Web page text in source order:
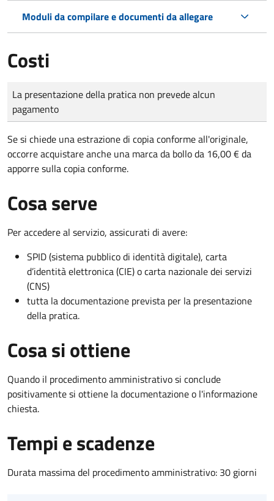
Moduli da compilare e documenti da allegare
Costi
Tipo di pagamento
Importo
La presentazione della pratica non prevede alcun
pagamento
Se si chiede una estrazione di copia conforme all'originale,
occorre acquistare anche una marca da bollo da 16,00 € da
apporre sulla copia conforme.
Cosa serve
Per accedere al servizio, assicurati di avere:
SPID (sistema pubblico di identità digitale), carta
d’identità elettronica (CIE) o carta nazionale dei servizi
(CNS)
tutta la documentazione prevista per la presentazione
della pratica.
Cosa si ottiene
Quando il procedimento amministrativo si conclude
positivamente si ottiene la documentazione o l'informazione
chiesta.
Tempi e scadenze
Durata massima del procedimento amministrativo: 30 giorni